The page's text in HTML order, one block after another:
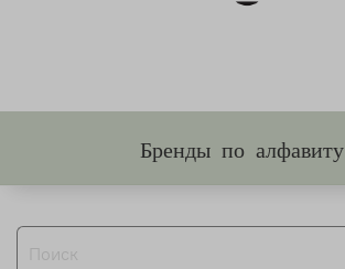
Бренды по алфавиту